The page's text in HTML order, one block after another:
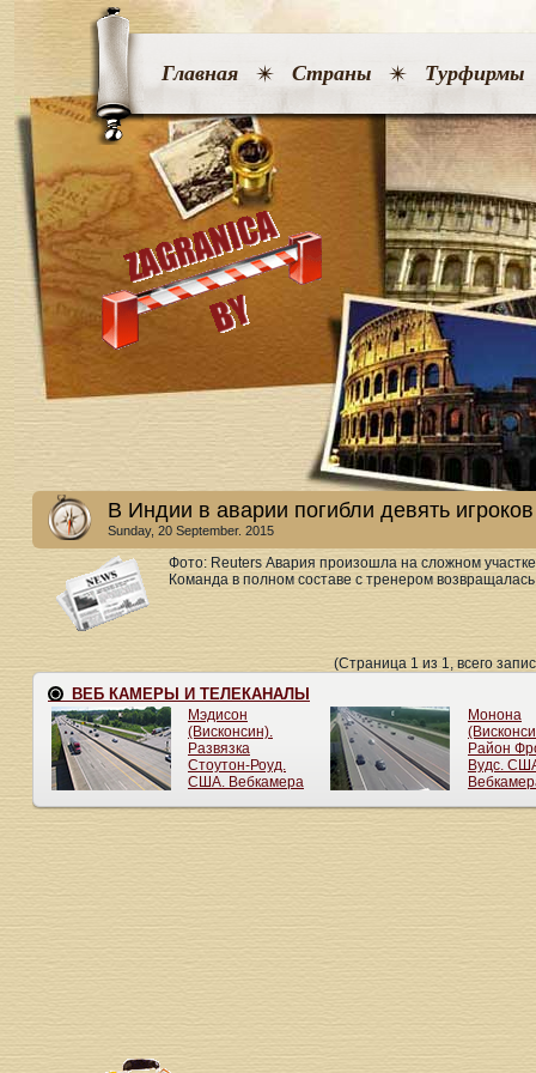
Главная Страны Турфирмы
В Индии в аварии погибли девять
Sunday, 20 September. 2015
Фото: Reuters Авария произошла на сложном
Команда в полном составе с тренером
(Страница 1 из 1, всего